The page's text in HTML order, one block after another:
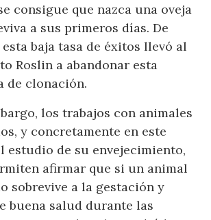
consigue que nazca una oveja
a sus primeros días. De
esta baja tasa de éxitos llevó al
Roslin a abandonar esta
de clonación.
los trabajos con animales
y concretamente en este
estudio de su envejecimiento,
afirmar que si un animal
sobrevive a la gestación y
buena salud durante las